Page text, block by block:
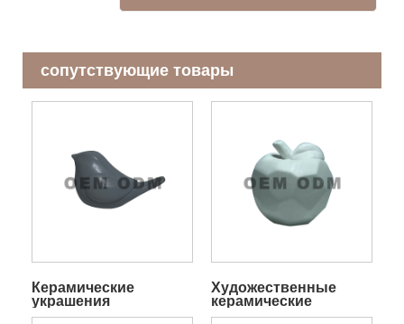
сопутствующие товары
Керамические
украшения
Художественные
керамические
ремесла